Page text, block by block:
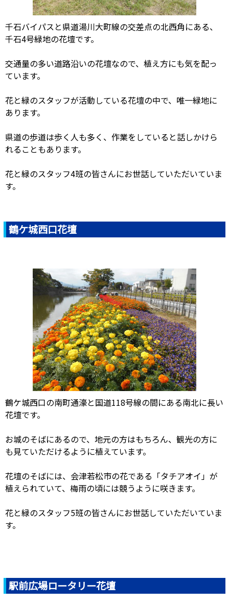
千石バイパスと県道湯川大町線の交差点の北西角にある、
千石4号緑地の花壇です。
交通量の多い道路沿いの花壇なので、植え方にも気を配っ
ています。
花と緑のスタッフが活動している花壇の中で、唯一緑地に
あります。
県道の歩道は歩く人も多く、作業をしていると話しかけら
れることもあります。
花と緑のスタッフ4班の皆さんにお世話していただいていま
す。
鶴ケ城西口花壇
鶴ケ城西口の南町通濠と国道118号線の間にある南北に長い
花壇です。
お城のそばにあるので、地元の方はもちろん、観光の方に
も見ていただけるように植えています。
花壇のそばには、会津若松市の花である「タチアオイ」が
植えられていて、梅雨の頃には競うように咲きます。
花と緑のスタッフ5班の皆さんにお世話していただいていま
す。
駅前広場ロータリー花壇